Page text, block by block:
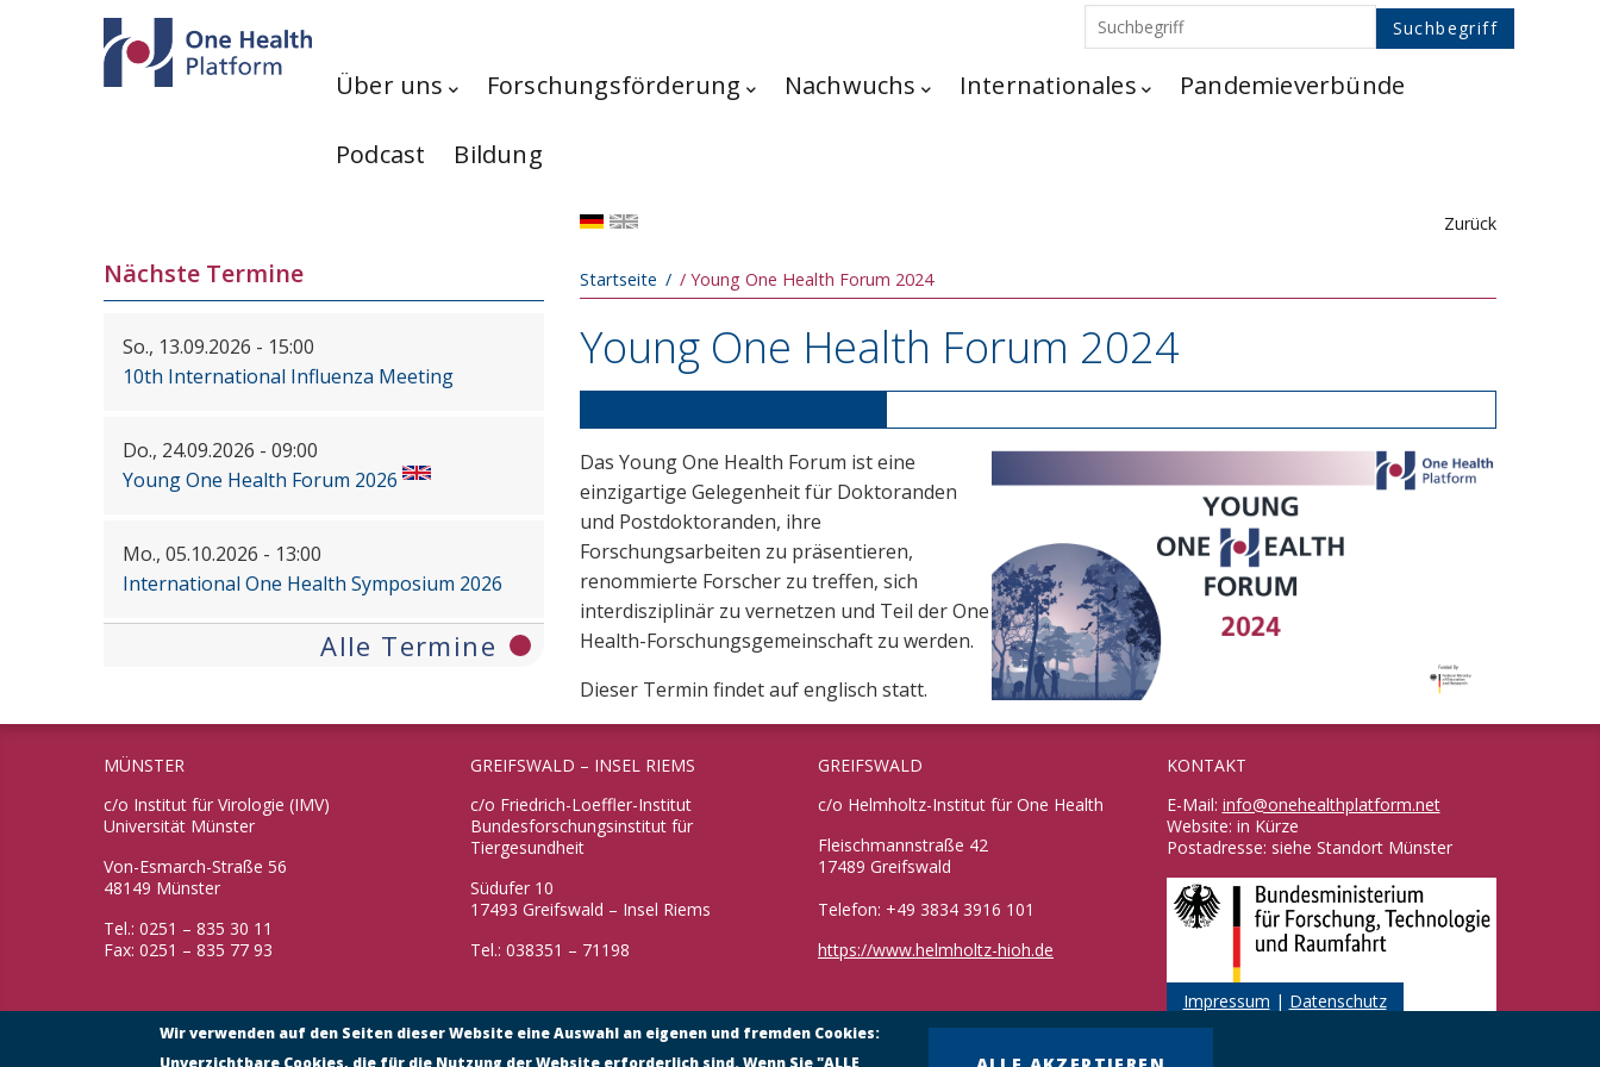
Direkt zum Inhalt
Über uns Forschungsförderung Nachwuchs Internationales Pandemieverbünde
Podcast Bildung
Zurück
Pfadnavigation
Startseite Young One Health Forum 2024
Young One Health Forum 2024
Das Young One Health Forum ist eine
einzigartige Gelegenheit für Doktoranden
und Postdoktoranden, ihre
Forschungsarbeiten zu präsentieren,
renommierte Forscher zu treffen, sich
interdisziplinär zu vernetzen und Teil der One
Health-Forschungsgemeinschaft zu werden.
Dieser Termin findet auf englisch statt.
Nächste Termine
So., 13.09.2026 - 15:00
10th International Influenza Meeting
Do., 24.09.2026 - 09:00
Young One Health Forum 2026
Mo., 05.10.2026 - 13:00
International One Health Symposium 2026
Alle Termine
MÜNSTER
c/o Institut für Virologie (IMV)
Universität Münster
Von-Esmarch-Straße 56
48149 Münster
Tel.: 0251 – 835 30 11
Fax: 0251 – 835 77 93
GREIFSWALD – INSEL RIEMS
c/o Friedrich-Loeffler-Institut
Bundesforschungsinstitut für
Tiergesundheit
Südufer 10
17493 Greifswald – Insel Riems
Tel.: 038351 – 71198
GREIFSWALD
c/o Helmholtz-Institut für One Health
Fleischmannstraße 42
17489 Greifswald
Telefon: +49 3834 3916 101
https://www.helmholtz-hioh.de
KONTAKT
E-Mail: info@onehealthplatform.net
Website: in Kürze
Postadresse: siehe Standort Münster
Impressum | Datenschutz
Wir verwenden auf den Seiten dieser Website eine Auswahl an eigenen und fremden Cookies:
Unverzichtbare Cookies, die für die Nutzung der Website erforderlich sind. Wenn Sie "ALLE